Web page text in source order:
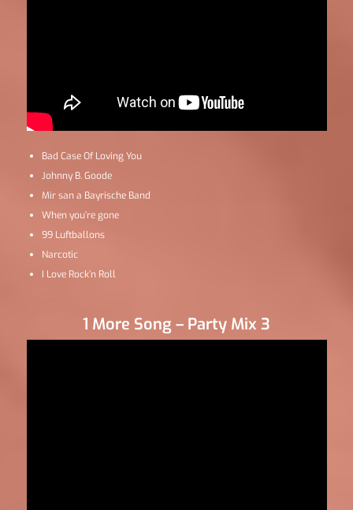
Bad Case Of Loving You
Johnny B. Goode
Mir san a Bayrische Band
When you’re gone
99 Luftballons
Narcotic
I Love Rock’n Roll
1 More Song – Party Mix 3